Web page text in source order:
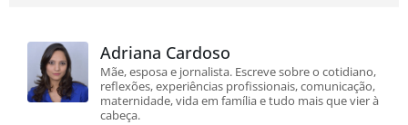
Adriana Cardoso
Mãe, esposa e jornalista. Escreve sobre o cotidiano,
reflexões, experiências profissionais, comunicação,
maternidade, vida em família e tudo mais que vier à
cabeça.